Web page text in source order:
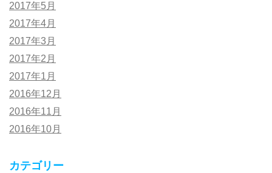
2017年5月
2017年4月
2017年3月
2017年2月
2017年1月
2016年12月
2016年11月
2016年10月
カテゴリー